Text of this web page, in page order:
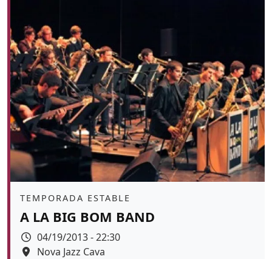
Àmbit
TEMPORADA ESTABLE
A LA BIG BOM BAND
Data
04/19/2013 - 22:30
Espai
Nova Jazz Cava